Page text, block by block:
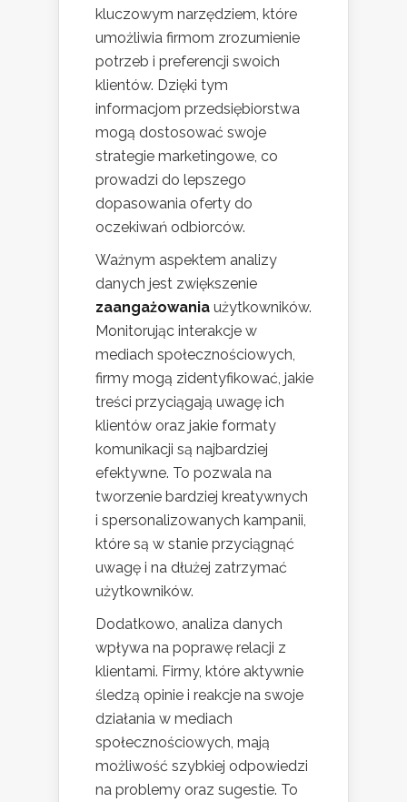
kluczowym narzędziem, które
umożliwia firmom zrozumienie
potrzeb i preferencji swoich
klientów. Dzięki tym
informacjom przedsiębiorstwa
mogą dostosować swoje
strategie marketingowe, co
prowadzi do lepszego
dopasowania oferty do
oczekiwań odbiorców.
Ważnym aspektem analizy
danych jest zwiększenie
zaangażowania użytkowników.
Monitorując interakcje w
mediach społecznościowych,
firmy mogą zidentyfikować, jakie
treści przyciągają uwagę ich
klientów oraz jakie formaty
komunikacji są najbardziej
efektywne. To pozwala na
tworzenie bardziej kreatywnych
i spersonalizowanych kampanii,
które są w stanie przyciągnąć
uwagę i na dłużej zatrzymać
użytkowników.
Dodatkowo, analiza danych
wpływa na poprawę relacji z
klientami. Firmy, które aktywnie
śledzą opinie i reakcje na swoje
działania w mediach
społecznościowych, mają
możliwość szybkiej odpowiedzi
na problemy oraz sugestie. To